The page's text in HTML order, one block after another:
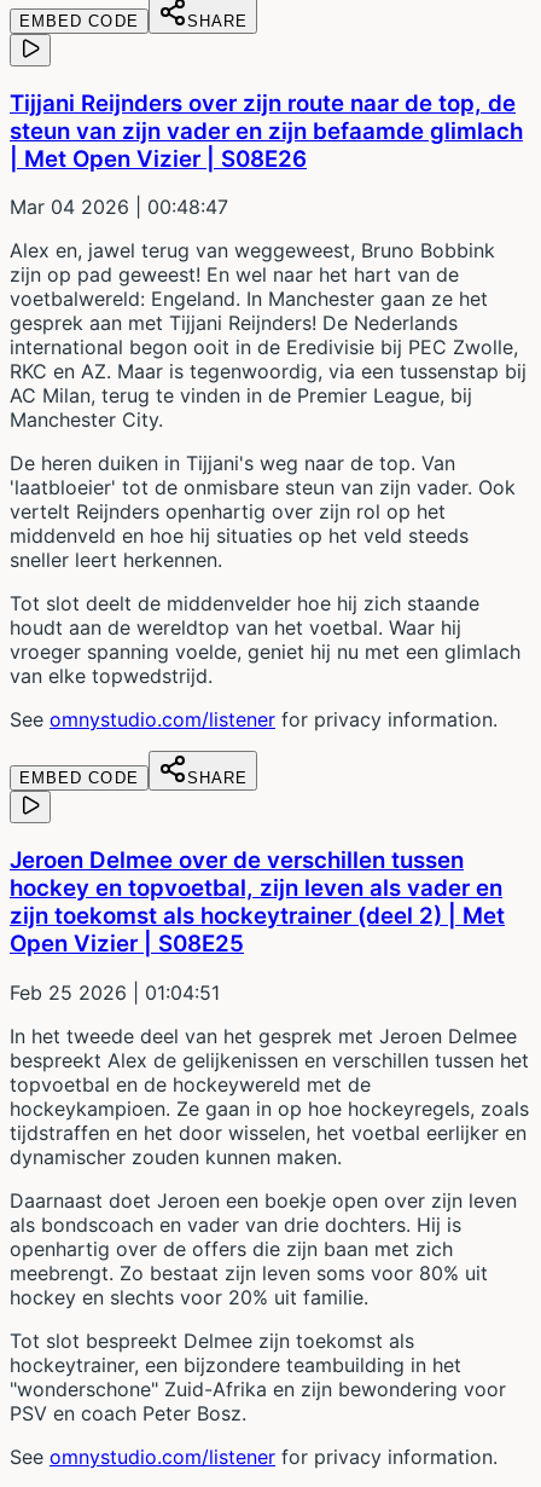
EMBED CODE SHARE
Tijjani Reijnders over zijn route naar de top, de
steun van zijn vader en zijn befaamde glimlach
| Met Open Vizier | S08E26
Mar 04 2026 | 00:48:47
Alex en, jawel terug van weggeweest, Bruno Bobbink
zijn op pad geweest! En wel naar het hart van de
voetbalwereld: Engeland. In Manchester gaan ze het
gesprek aan met Tijjani Reijnders! De Nederlands
international begon ooit in de Eredivisie bij PEC Zwolle,
RKC en AZ. Maar is tegenwoordig, via een tussenstap bij
AC Milan, terug te vinden in de Premier League, bij
Manchester City.
De heren duiken in Tijjani's weg naar de top. Van
'laatbloeier' tot de onmisbare steun van zijn vader. Ook
vertelt Reijnders openhartig over zijn rol op het
middenveld en hoe hij situaties op het veld steeds
sneller leert herkennen.
Tot slot deelt de middenvelder hoe hij zich staande
houdt aan de wereldtop van het voetbal. Waar hij
vroeger spanning voelde, geniet hij nu met een glimlach
van elke topwedstrijd.
See omnystudio.com/listener for privacy information.
EMBED CODE SHARE
Jeroen Delmee over de verschillen tussen
hockey en topvoetbal, zijn leven als vader en
zijn toekomst als hockeytrainer (deel 2) | Met
Open Vizier | S08E25
Feb 25 2026 | 01:04:51
In het tweede deel van het gesprek met Jeroen Delmee
bespreekt Alex de gelijkenissen en verschillen tussen het
topvoetbal en de hockeywereld met de
hockeykampioen. Ze gaan in op hoe hockeyregels, zoals
tijdstraffen en het door wisselen, het voetbal eerlijker en
dynamischer zouden kunnen maken.
Daarnaast doet Jeroen een boekje open over zijn leven
als bondscoach en vader van drie dochters. Hij is
openhartig over de offers die zijn baan met zich
meebrengt. Zo bestaat zijn leven soms voor 80% uit
hockey en slechts voor 20% uit familie.
Tot slot bespreekt Delmee zijn toekomst als
hockeytrainer, een bijzondere teambuilding in het
"wonderschone" Zuid-Afrika en zijn bewondering voor
PSV en coach Peter Bosz.
See omnystudio.com/listener for privacy information.